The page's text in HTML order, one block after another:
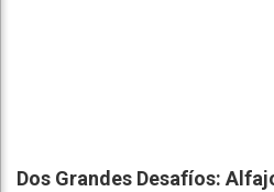
Dos Grandes Desafíos: